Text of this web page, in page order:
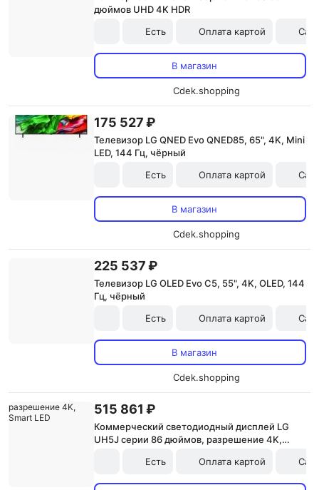
дюймов UHD 4K HDR
Есть
Оплата картой
В магазин
Cdek.shopping
175 527 ₽
Телевизор LG QNED Evo QNED85, 65", 4K, Mini
LED, 144 Гц, чёрный
Есть
Оплата картой
В магазин
Cdek.shopping
225 537 ₽
Телевизор LG OLED Evo C5, 55", 4K, OLED, 144
Гц, чёрный
Есть
Оплата картой
В магазин
Cdek.shopping
515 861 ₽
Коммерческий светодиодный дисплей LG
UH5J серии 86 дюймов, разрешение 4K,
Есть
Оплата картой